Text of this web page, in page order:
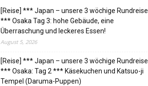
[Reise] *** Japan – unsere 3 wöchige Rundreise
*** Osaka Tag 3: hohe Gebäude, eine
Überraschung und leckeres Essen!
August 5, 2026
[Reise] *** Japan – unsere 3 wöchige Rundreise
*** Osaka: Tag 2 *** Käsekuchen und Katsuo-ji
Tempel (Daruma-Puppen)